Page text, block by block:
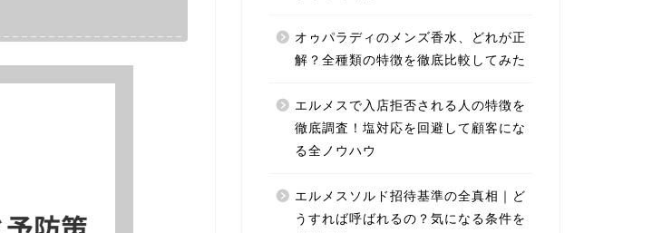
オゥパラディのメンズ香水、どれが正
解？全種類の特徴を徹底比較してみた
エルメスで入店拒否される人の特徴を
徹底調査！塩対応を回避して顧客にな
る全ノウハウ
エルメスソルド招待基準の全真相｜ど
うすれば呼ばれるの？気になる条件を